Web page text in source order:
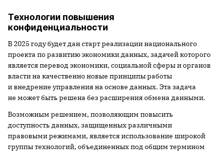
Технологии повышения
конфиденциальности
В 2025 году будет дан старт реализации национального
проекта по развитию экономики данных, задачей которого
является перевод экономики, социальной сферы и органов
власти на качественно новые принципы работы
и внедрение управления на основе данных. Эта задача
не может быть решена без расширения обмена данными.
Возможным решением, позволяющим повысить
доступность данных, защищенных различными
правовыми режимами, является использование широкой
группы технологий, объединенных под общим термином